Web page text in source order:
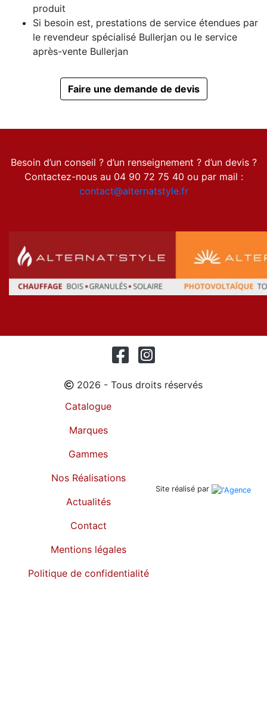
produit
Si besoin est, prestations de service étendues par
le revendeur spécialisé Bullerjan ou le service
après-vente Bullerjan
Faire une demande de devis
Besoin d’un conseil ? d’un renseignement ? d’un devis ?
Contactez-nous au 04 90 72 75 40 ou par mail :
contact@alternatstyle.fr
2026 - Tous droits réservés
Catalogue
Marques
Gammes
Nos Réalisations
Actualités
Contact
Mentions légales
Politique de confidentialité
Site réalisé par